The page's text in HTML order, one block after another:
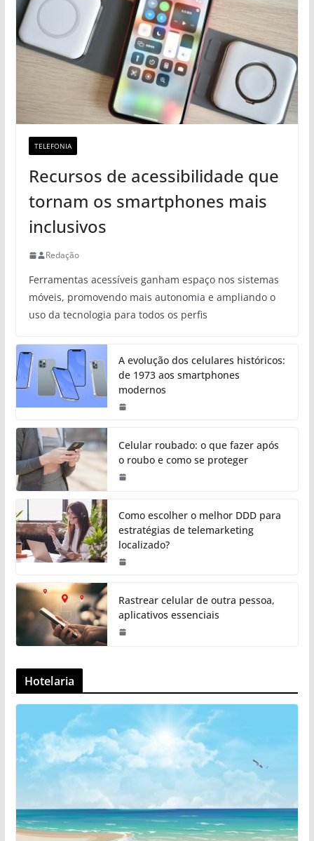
TELEFONIA
Recursos de acessibilidade que
tornam os smartphones mais
inclusivos
Redação
Ferramentas acessíveis ganham espaço nos sistemas
móveis, promovendo mais autonomia e ampliando o
uso da tecnologia para todos os perfis
A evolução dos celulares históricos:
de 1973 aos smartphones
modernos
Celular roubado: o que fazer após
o roubo e como se proteger
Como escolher o melhor DDD para
estratégias de telemarketing
localizado?
Rastrear celular de outra pessoa,
aplicativos essenciais
Hotelaria